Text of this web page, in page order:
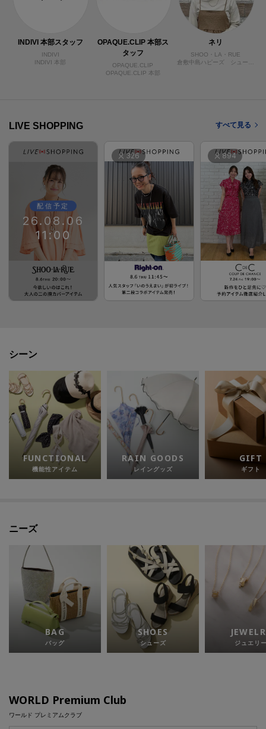
INDIVI 本部スタッフ
INDIVI
INDIVI 本部
OPAQUE.CLIP 本部ス
タッフ
OPAQUE.CLIP
OPAQUE.CLIP 本部
ネリ
SHOO・LA・RUE
LIVE SHOPPING すべて見る
配信予定
26.08.06
11:00
326 894
シーン
FUNCTIONAL
機能性アイテム
RAIN GOODS
レイングッズ
GIFT
ギフト
ニーズ
BAG
バッグ
SHOES
シューズ ジュエリ
WORLD Premium Club
ワールド プレミアムクラブ